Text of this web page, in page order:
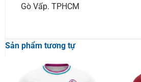
Gò Vấp. TPHCM
Sản phẩm tương tự